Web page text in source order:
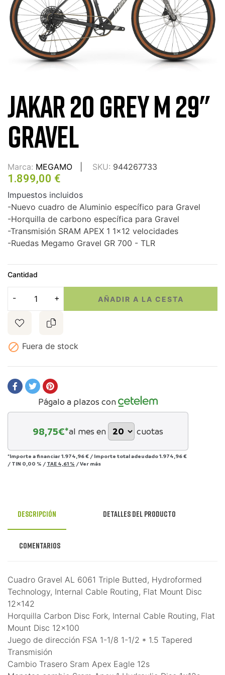
JAKAR 20 GREY M 29"
GRAVEL
Marca: MEGAMO SKU: 944267733
1.899,00 €
Impuestos incluidos
-Nuevo cuadro de Aluminio específico para Gravel
-Horquilla de carbono específica para Gravel
-Transmisión SRAM APEX 1 1x12 velocidades
-Ruedas Megamo Gravel GR 700 - TLR
Cantidad
AÑADIR A LA CESTA
 Fuera de stock
Págalo a plazos con
98,75€*al mes en cuotas
*Importe a financiar1.974,96 € / Importe total adeudado1.974,96 €
/ TIN 0,00 % / TAE 4,61 % /Ver más
Descripción Detalles del producto
Comentarios
Cuadro Gravel AL 6061 Triple Butted, Hydroformed
Technology, Internal Cable Routing, Flat Mount Disc
12x142
Horquilla Carbon Disc Fork, Internal Cable Routing, Flat
Mount Disc 12x100
Juego de dirección FSA 1-1/8 1-1/2 * 1.5 Tapered
Transmisión
Cambio Trasero Sram Apex Eagle 12s